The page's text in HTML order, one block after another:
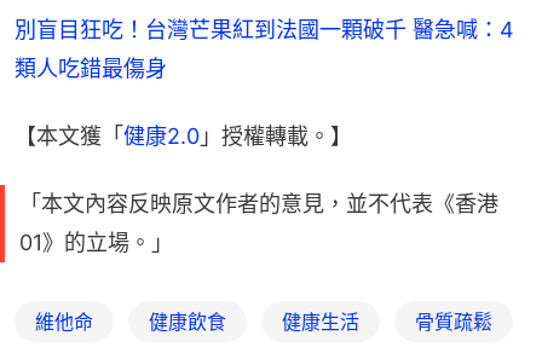
別盲目狂吃！台灣芒果紅到法國一顆破千 醫急喊：4
類人吃錯最傷身
【本文獲「 健康2.0 」授權轉載。】
「本文內容反映原文作者的意見，並不代表《香港
01》的立場。」
維他命 健康飲食 健康生活 骨質疏鬆